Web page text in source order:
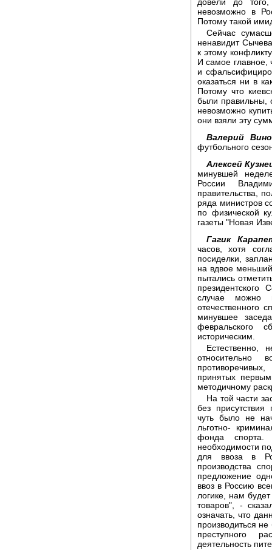
невозможно в
Потому такой
Сейчас
ненавидит
к этому
И самое главное,
и
оказаться ни в
Потому что
были правильны,
невозможно
они взяли эту
Валерий
футбольного
Алексей
минувшей
России
правительства,
ряда министров
по физической
газеты "Новая
Гагик
часов, хотя
посиделки,
на вдвое
пытались
случае можно
отечественного
минувшее
февральского
историческим.
Естественно,
относительно
принятых
методичному
На той части
без
чуть было не
льготно-
фонда
необходимости
для ввоза в
производства
предложение
ввоз в Россию
логике, нам
товаров", -
означать, что
производиться
преступного
деятельность